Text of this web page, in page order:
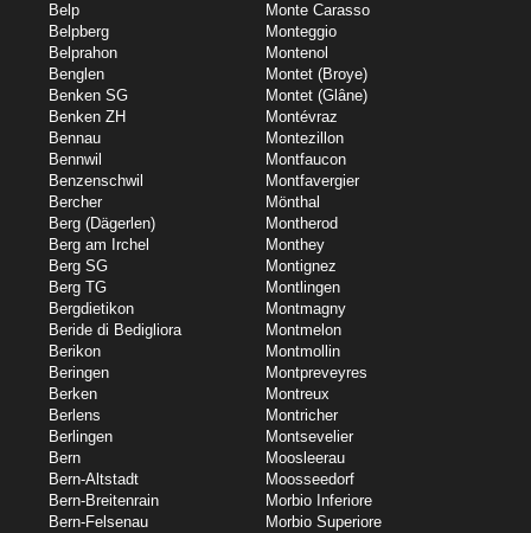
Belp
Belpberg
Belprahon
Benglen
Benken SG
Benken ZH
Bennau
Bennwil
Benzenschwil
Bercher
Berg (Dägerlen)
Berg am Irchel
Berg SG
Berg TG
Bergdietikon
Beride di Bedigliora
Berikon
Beringen
Berken
Berlens
Berlingen
Bern
Bern-Altstadt
Bern-Breitenrain
Bern-Felsenau
Monte Carasso
Monteggio
Montenol
Montet (Broye)
Montet (Glâne)
Montévraz
Montezillon
Montfaucon
Montfavergier
Mönthal
Montherod
Monthey
Montignez
Montlingen
Montmagny
Montmelon
Montmollin
Montpreveyres
Montreux
Montricher
Montsevelier
Moosleerau
Moosseedorf
Morbio Inferiore
Morbio Superiore